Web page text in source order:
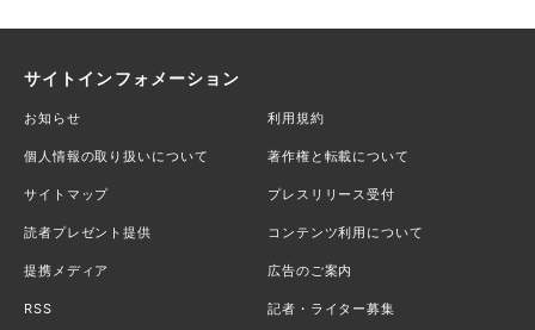
サイトインフォメーション
お知らせ 利用規約
個人情報の取り扱いについて 著作権と転載について
サイトマップ プレスリリース受付
読者プレゼント提供 コンテンツ利用について
提携メディア 広告のご案内
RSS 記者・ライター募集